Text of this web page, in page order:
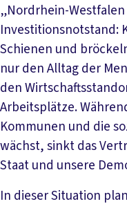
„Nordrhein-
Investitionsnotstand:
Schienen und
nur den Alltag der
den
Arbeitsplätze.
Kommunen und die
wächst, sinkt das
Staat und unsere
In dieser Situation